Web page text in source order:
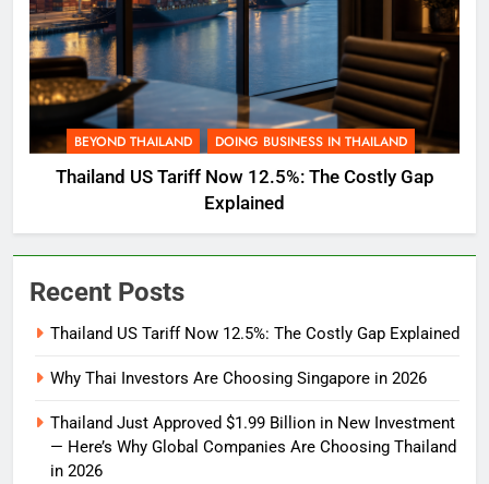
BEYOND THAILAND DOING BUSINESS IN THAILAND
Thailand US Tariff Now 12.5%: The Costly Gap
Explained
Recent Posts
Thailand US Tariff Now 12.5%: The Costly Gap Explained
Why Thai Investors Are Choosing Singapore in 2026
Thailand Just Approved $1.99 Billion in New Investment
— Here’s Why Global Companies Are Choosing Thailand
in 2026